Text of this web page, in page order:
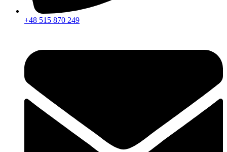
+48 515 870 249